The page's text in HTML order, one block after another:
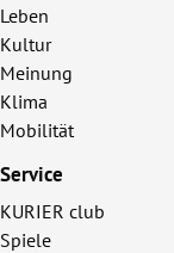
Leben
Kultur
Meinung
Klima
Mobilität
Service
KURIER club
Spiele